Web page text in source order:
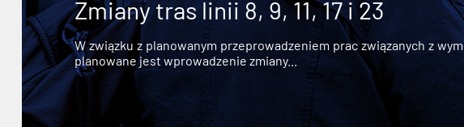
Zmiany tras linii 8, 9, 11, 17 i 23
W związku z planowanym przeprowadzeniem prac związanych z
planowane jest wprowadzenie zmiany...